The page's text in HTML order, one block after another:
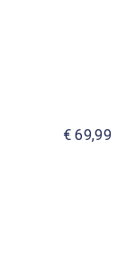
€ 69,99